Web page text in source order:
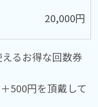
20,000円
るお得な回数券
500円を頂戴して